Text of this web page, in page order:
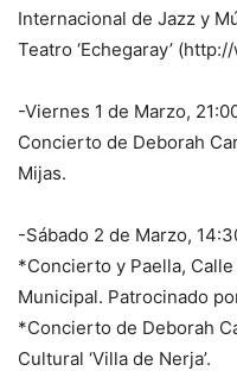
Internacional de Jazz y
Teatro ‘Echegaray’
-Viernes 1 de Marzo,
Concierto de Deborah
Mijas.
-Sábado 2 de Marzo,
*Concierto y Paella,
Municipal. Patrocinado
*Concierto de Deborah
Cultural ‘Villa de Nerja’.